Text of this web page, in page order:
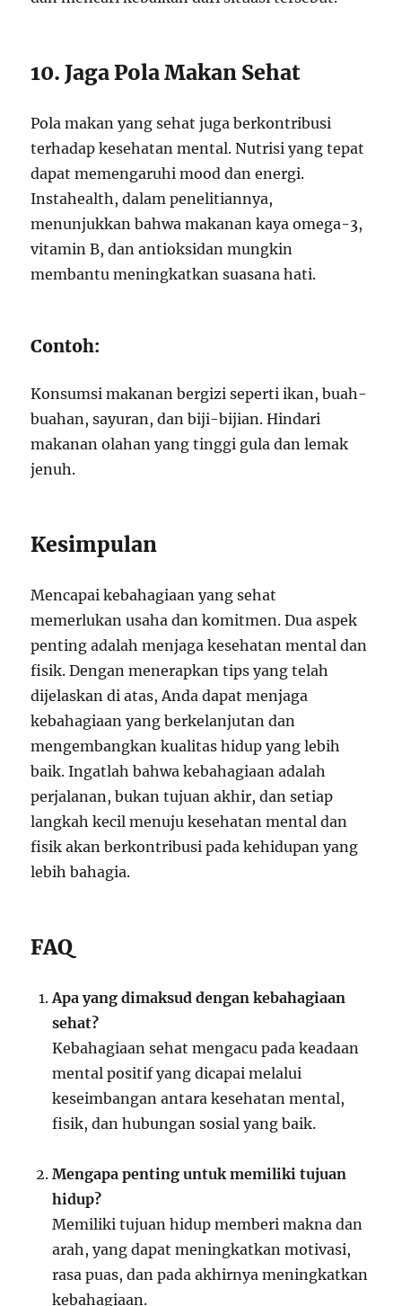
10. Jaga Pola Makan Sehat
Pola makan yang sehat juga berkontribusi
terhadap kesehatan mental. Nutrisi yang tepat
dapat memengaruhi mood dan energi.
Instahealth, dalam penelitiannya,
menunjukkan bahwa makanan kaya omega-3,
vitamin B, dan antioksidan mungkin
membantu meningkatkan suasana hati.
Contoh:
Konsumsi makanan bergizi seperti ikan, buah-
buahan, sayuran, dan biji-bijian. Hindari
makanan olahan yang tinggi gula dan lemak
jenuh.
Kesimpulan
Mencapai kebahagiaan yang sehat
memerlukan usaha dan komitmen. Dua aspek
penting adalah menjaga kesehatan mental dan
fisik. Dengan menerapkan tips yang telah
dijelaskan di atas, Anda dapat menjaga
kebahagiaan yang berkelanjutan dan
mengembangkan kualitas hidup yang lebih
baik. Ingatlah bahwa kebahagiaan adalah
perjalanan, bukan tujuan akhir, dan setiap
langkah kecil menuju kesehatan mental dan
fisik akan berkontribusi pada kehidupan yang
lebih bahagia.
FAQ
Apa yang dimaksud dengan kebahagiaan
sehat?
Kebahagiaan sehat mengacu pada keadaan
mental positif yang dicapai melalui
keseimbangan antara kesehatan mental,
fisik, dan hubungan sosial yang baik.
Mengapa penting untuk memiliki tujuan
hidup?
Memiliki tujuan hidup memberi makna dan
arah, yang dapat meningkatkan motivasi,
rasa puas, dan pada akhirnya meningkatkan
kebahagiaan.